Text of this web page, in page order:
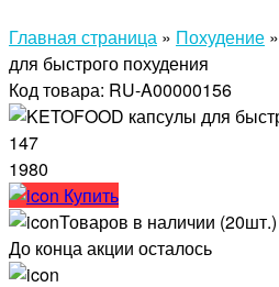
Главная страница » Похудение »
для быстрого похудения
Код товара: RU-A00000156
147
1980
Купить
Товаров в наличии (20шт.)
До конца акции осталось